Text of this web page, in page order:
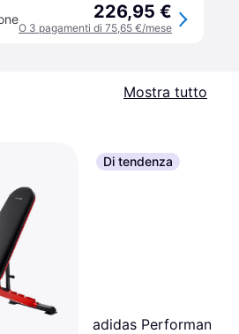
226,95 €
O 3 pagamenti di 75,65 €/mese
Mostra tutto
Di tendenza
adidas Performance